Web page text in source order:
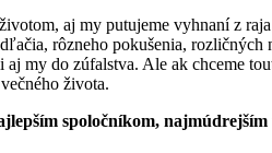
aj my putujeme vyhnaní z
rôzneho pokušenia,
my do zúfalstva. Ale ak chceme
života.
spoločníkom,